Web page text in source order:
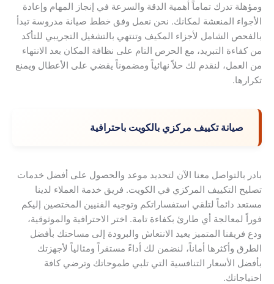
ومؤهلة تدرك تماماً أهمية الدقة والسرعة في إنجاز المهام وإعادة
الأجواء المنعشة لمكانك. نحن نعمل وفق خطط صيانة مدروسة تبدأ
بالفحص الشامل لأجزاء المكيف وتنتهي بالتشغيل التجريبي للتأكد
من كفاءة التبريد، مع الحرص التام على نظافة المكان بعد الانتهاء
من العمل، لنقدم لك حلاً نهائياً ومضموناً يقضي على الأعطال ويمنع
تكرارها.
صيانة تكييف مركزي بالكويت باحترافية
بادر بالتواصل معنا الآن لتحديد موعد والحصول على أفضل خدمات
تصليح التكييف المركزي في الكويت. فريق خدمة العملاء لدينا
مستعد دائماً لتلقي استفساراتكم وتوجيه الفنيين المختصين إليكم
فوراً لمعالجة أي طارئ بكفاءة تامة. اختر الاحترافية والموثوقية،
ودع فريقنا المتميز يعيد الانتعاش والبرودة إلى مساحتك بأفضل
الطرق وأكثرها أماناً، لنضمن لك أداءً مستقراً ومثالياً لأجهزتك
بأفضل الأسعار التنافسية التي تلبي طموحاتك وترضي كافة
احتياجاتك.